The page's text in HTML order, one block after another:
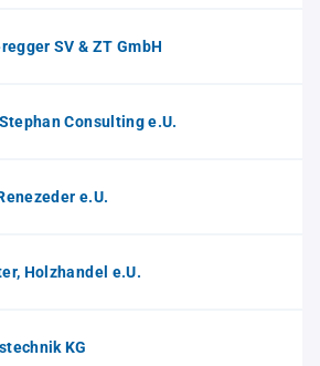
SV & ZT GmbH
Consulting e.U.
e.U.
Holzhandel e.U.
KG